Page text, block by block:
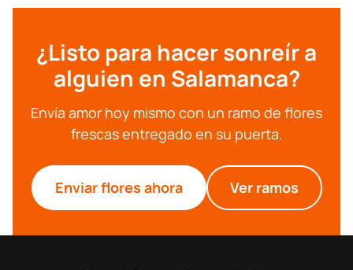
¿Listo para hacer sonreír a
alguien en Salamanca?
Envía amor hoy mismo con un ramo de flores
frescas entregado en su puerta.
Enviar flores ahora Ver ramos